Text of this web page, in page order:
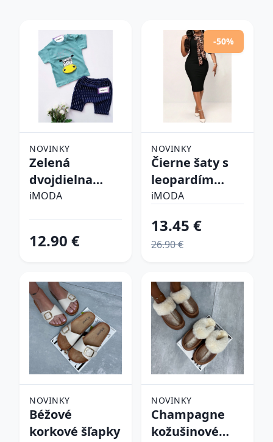
NOVINKY
Zelená
dvojdielna
bavlnená
iMODA
12.90 €
-50%
NOVINKY
Čierne šaty s
leopardím
vzorom
iMODA
13.45 €
26.90 €
NOVINKY
Béžové
korkové šľapky
NOVINKY
Champagne
kožušinové